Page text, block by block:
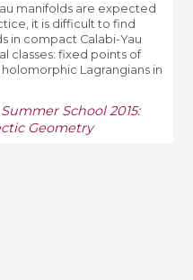
manifolds are expected
it is difficult to find
in compact Calabi-Yau
classes: fixed points of
Lagrangians in
Summer School 2015:
Geometry